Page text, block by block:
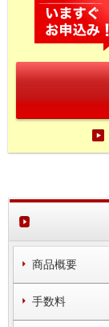
商品概要
手数料